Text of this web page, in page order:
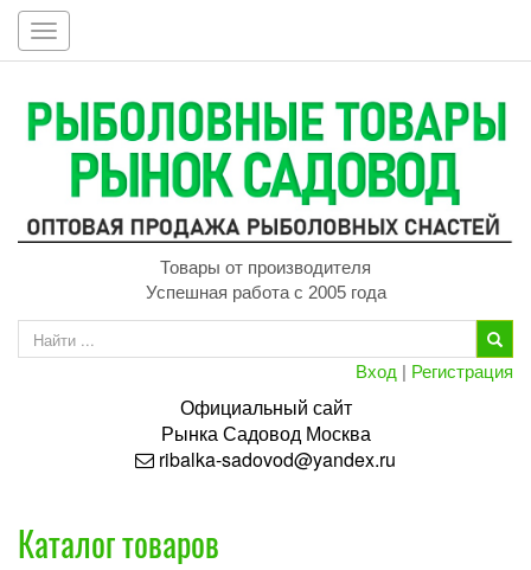
Toggle
navigation
Товары от производителя
Успешная работа с 2005 года
Вход | Регистрация
Официальный сайт
РынкаСадовод Москва
ribalka-sadovod@yandex.ru
Каталог товаров